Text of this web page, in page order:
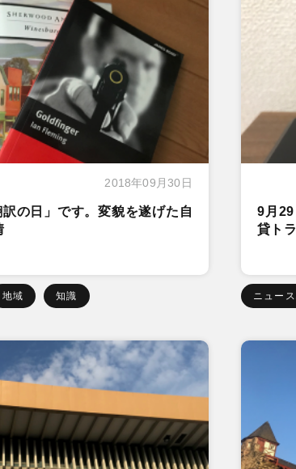
2018年09月30日
の日」です。変貌を遂げた自
地域 知識
9月
貸ト
ニュー